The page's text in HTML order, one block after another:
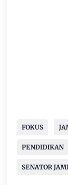
FOKUS
PENDIDIKAN
SENATOR